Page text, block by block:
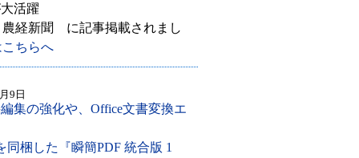
活躍
経新聞 に記事掲載されまし
ちらへ
9日
集の強化や、Office文書変換エ
同梱した『瞬簡PDF 統合版 1